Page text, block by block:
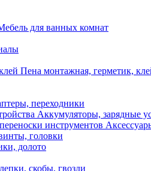
для ванных комнат
Пена монтажная, герметик,
переходники
Аккумуляторы, зарядные
головки
долото
скобы, гвозди